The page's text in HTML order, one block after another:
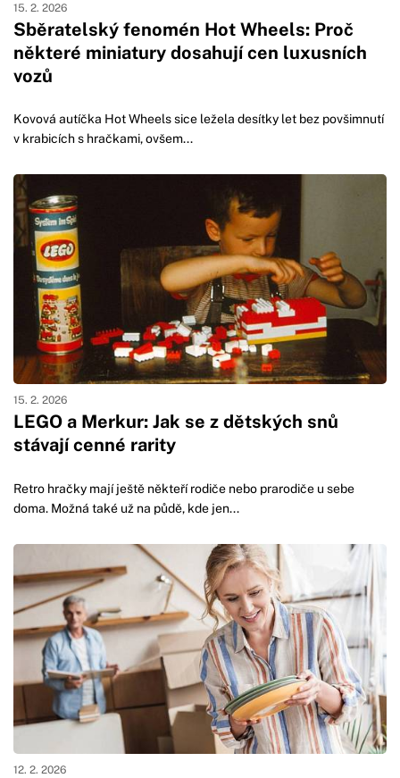
Sběratelský fenomén Hot Wheels: Proč
některé miniatury dosahují cen luxusních
vozů
15. 2. 2026
Kovová autíčka Hot Wheels sice ležela desítky let bez povšimnutí
v krabicích s hračkami, ovšem...
LEGO a Merkur: Jak se z dětských snů
stávají cenné rarity
15. 2. 2026
Retro hračky mají ještě někteří rodiče nebo prarodiče u sebe
doma. Možná také už na půdě, kde jen...
12. 2. 2026